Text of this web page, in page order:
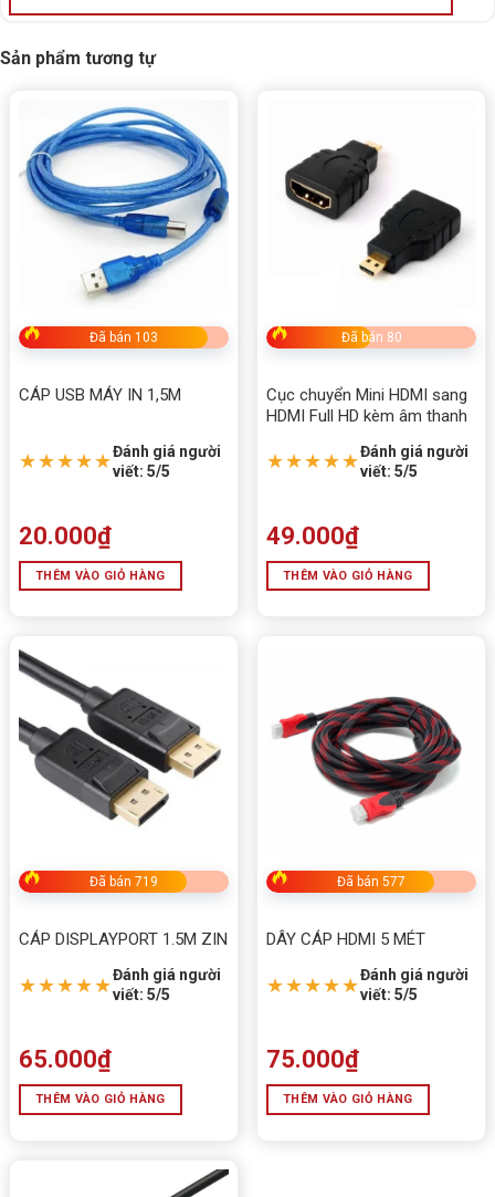
hiệu
Mã hiệu C200EX / C260EX
Kích thước
C260EX: 250x45x13mm (cho VGA 8p, 2x8p,
3x8p)
Điện áp
5V DC
Dòng điện
0.7A
Công suất
3.8W
Chuẩn kết
4pin (Coolmoon) + 3pin ARGB
Trọng
lượng
0.25kg
Bảo hành
Cover led + phụ kiện dây giữ, nẹp giữ đi
Trung Quốc
✅ Kết luận
Dây Led C200EX + Dây nối dài EX24 24PIN Màu Đen
hơn. Đây là lựa chọn tuyệt vời cho game thủ và những
ai yêu thích sự độc đáo trong không gian máy tính.
Cảm nhận :
Ad đánh giáDây Led C200EX + Dây nối dài EX24
PC, vừa đẹp, vừa tiện lợi, giúp case máy nổi bật hơn
hẳn trong mọi setup.
Sản phẩm tương tự
Đã bán 103
CÁP USB MÁY IN 1,5M
★★★★★Đánh giá người
viết: 5/5
20.000₫
THÊM VÀO GIỎ HÀNG
Đã bán 80
Cục chuyển Mini HDMI sang
HDMI Full HD kèm âm thanh
★★★★★Đánh giá người
viết: 5/5
49.000₫
THÊM VÀO GIỎ HÀNG
Đã bán 719
CÁP DISPLAYPORT 1.5M ZIN
★★★★★Đánh giá người
viết: 5/5
65.000₫
THÊM VÀO GIỎ HÀNG
Đã bán 577
DÂY CÁP HDMI 5 MÉT
★★★★★Đánh giá người
viết: 5/5
75.000₫
THÊM VÀO GIỎ HÀNG